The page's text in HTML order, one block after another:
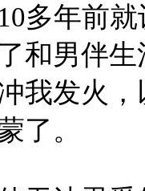
多年前
和男伴
我发火
了。